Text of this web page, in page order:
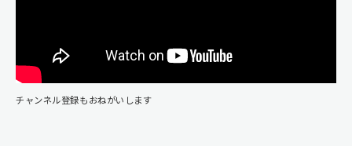
チャンネル登録もおねがいします